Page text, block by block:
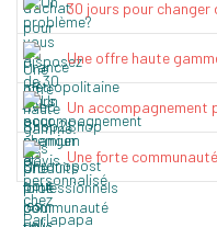
30 jours pour changer
Une offre haute
Un accompagnement
Une forte communauté